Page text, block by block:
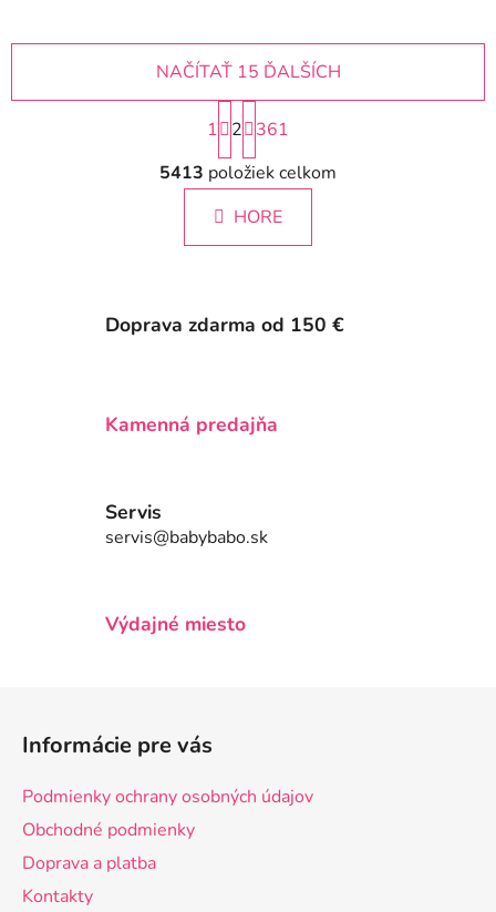
O
v
l
á
d
i
v
p
NAČÍTAŤ 15 ĎALŠÍCH
S
t
r
á
n
k
i
1 2
361
5413 položiek celkom
HORE
Doprava zdarma od 150 €
Kamenná predajňa
Servis
servis@babybabo.sk
Výdajné miesto
Informácie pre vás
Podmienky ochrany osobných údajov
Obchodné podmienky
Doprava a platba
Kontakty